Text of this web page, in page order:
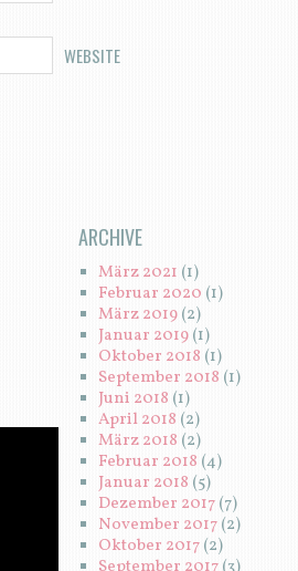
WEBSITE
ARCHIVE
März 2021 (1)
Februar 2020 (1)
März 2019(2)
Januar 2019(1)
Oktober 2018 (1)
September 2018 (1)
Juni 2018 (1)
April 2018 (2)
März 2018 (2)
Februar 2018 (4)
Januar 2018 (5)
Dezember 2017(7)
November 2017(2)
Oktober 2017(2)